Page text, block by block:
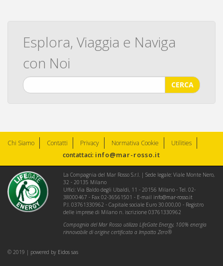
Esplora, Viaggia e Naviga
con Noi
CERCA
Chi Siamo Contatti Privacy Normativa Cookie
Utilities
contattaci: info@mar-rosso.it
La Compagnia del Mar Rosso S.r.l. | Sede legale: Viale Monte Nero,
32 - 20135 Milano
Uffici: Via Baldo degli Ubaldi, 11 - 20156 Milano - Tel. 02-
38000467 - Fax 02-36561501 - E-mail info@mar-rosso.it
P.I. 03761330962 - Capitale sociale Euro 30.000,00 - Registro
delle imprese di Milano n. iscrizione 03761330962
Compagnia del Mar Rosso utilizza LifeGate Energy, 100% energia
rinnovabile di origine certificata a Impatto Zero®
© 2019 | powered by Eidos sas